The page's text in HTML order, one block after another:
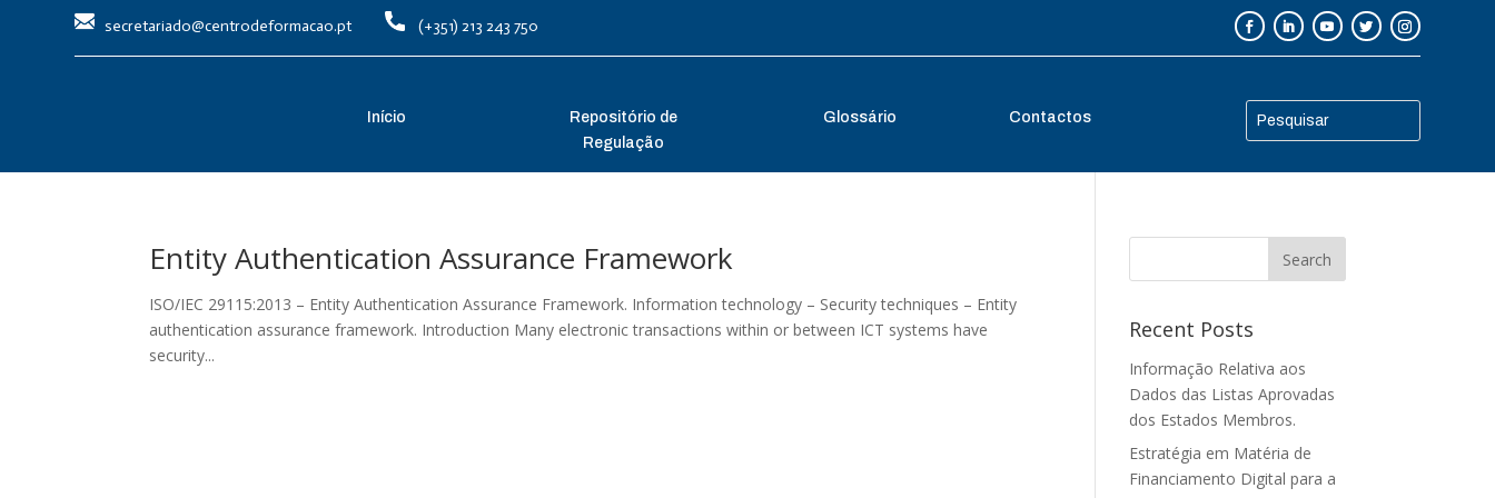
secretariado@centrodeformacao.pt (+351) 213 243 750
Início
Repositório de
Regulação
Glossário Contactos
Entity Authentication Assurance Framework
ISO/IEC 29115:2013 – Entity Authentication Assurance Framework. Information technology – Security techniques – Entity
authentication assurance framework. Introduction Many electronic transactions within or between ICT systems have
security...
Recent Posts
Informação Relativa aos
Dados das Listas Aprovadas
dos Estados Membros.
Estratégia em Matéria de
Financiamento Digital para a